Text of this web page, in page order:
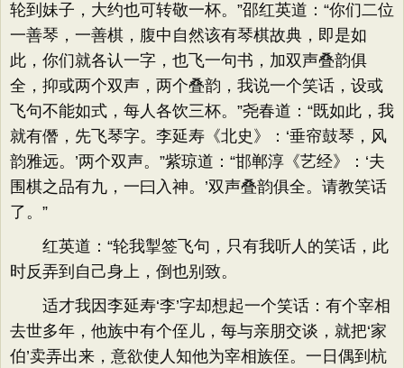
轮到妹子，大约也可转敬一杯。”邵红英道：“你们二位
一善琴，一善棋，腹中自然该有琴棋故典，即是如
此，你们就各认一字，也飞一句书，加双声叠韵俱
全，抑或两个双声，两个叠韵，我说一个笑话，设或
飞句不能如式，每人各饮三杯。”尧春道：“既如此，我
就有僭，先飞琴字。李延寿《北史》：‘垂帘鼓琴，风
韵雅远。’两个双声。”紫琼道：“邯郸淳《艺经》：‘夫
围棋之品有九，一曰入神。’双声叠韵俱全。请教笑话
了。”
红英道：“轮我掣签飞句，只有我听人的笑话，此
时反弄到自己身上，倒也别致。
适才我因李延寿‘李’字却想起一个笑话：有个宰相
去世多年，他族中有个侄儿，每与亲朋交谈，就把‘家
伯’卖弄出来，意欲使人知他为宰相族侄。一日偶到杭